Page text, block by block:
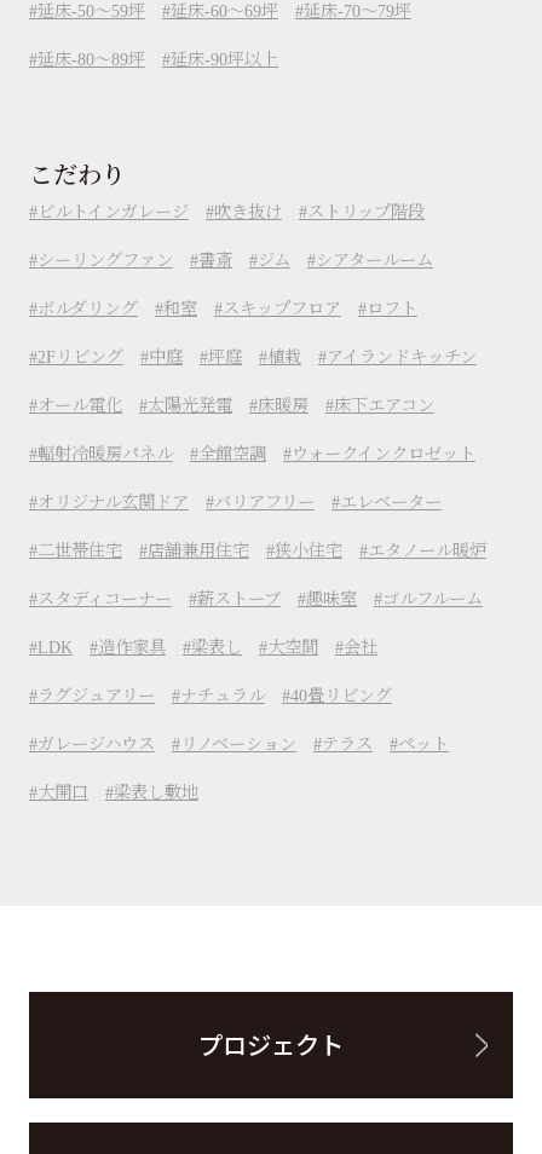
延床-50～59坪 延床-60～69坪 延床-70～79坪
延床-80～89坪 延床-90坪以上
こだわり
ビルトインガレージ 吹き抜け ストリップ階段
シーリングファン 書斎 ジム シアタールーム
ボルダリング 和室 スキップフロア ロフト
2Fリビング 中庭 坪庭 植栽 アイランドキッチン
オール電化 太陽光発電 床暖房 床下エアコン
輻射冷暖房パネル 全館空調 ウォークインクロゼット
オリジナル玄関ドア バリアフリー エレベーター
二世帯住宅 店舗兼用住宅 狭小住宅 エタノール暖炉
スタディコーナー 薪ストーブ 趣味室 ゴルフルーム
LDK 造作家具 梁表し 大空間 会社
ラグジュアリー ナチュラル 40畳リビング
ガレージハウス リノベーション テラス ペット
大開口 梁表し敷地
プロジェクト